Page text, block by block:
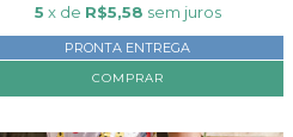
5 x de R$5,58 sem juros
PRONTA ENTREGA
COMPRAR